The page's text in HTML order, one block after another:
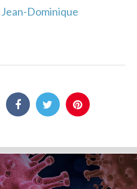
Jean-Dominique